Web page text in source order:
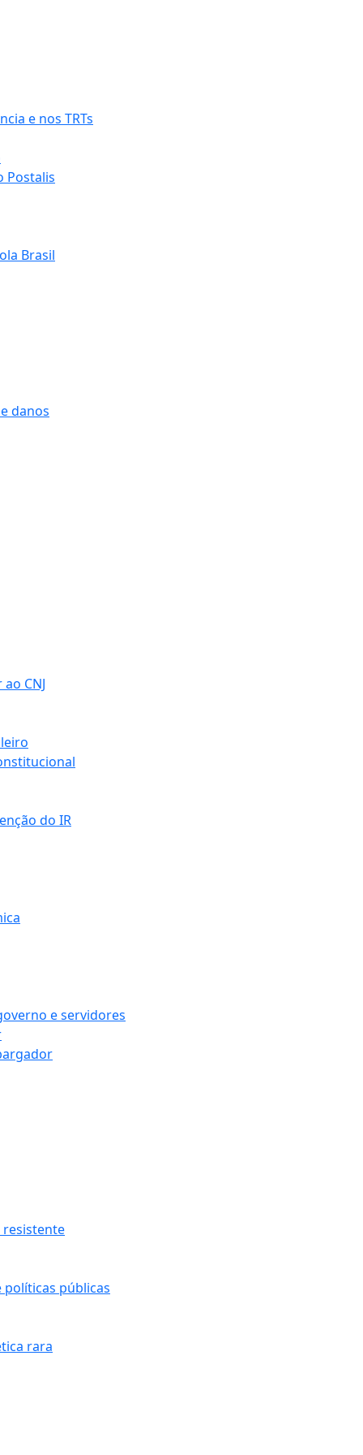
e nos TRTs
Postalis
Brasil
danos
CNJ
do IR
e servidores
políticas públicas
rara